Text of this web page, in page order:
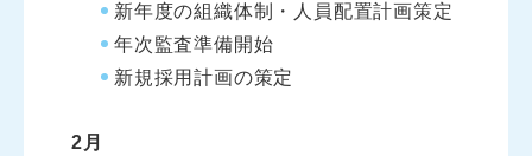
新年度の組織体制・人員配置計画策定
年次監査準備開始
新規採用計画の策定
2月